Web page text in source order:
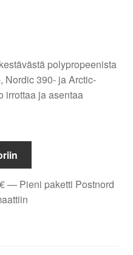
polypropeenista
Nordic 390- ja Arctic-
irrottaa ja asentaa
€— Pieni paketti Postnord